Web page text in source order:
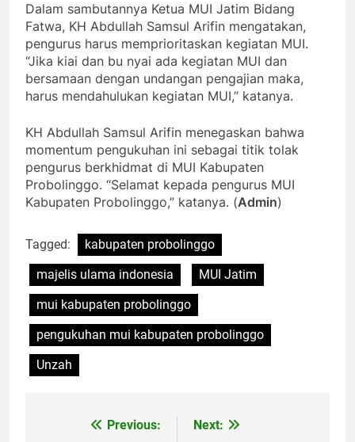
Dalam sambutannya Ketua MUI Jatim Bidang
Fatwa, KH Abdullah Samsul Arifin mengatakan,
pengurus harus memprioritaskan kegiatan MUI.
“Jika kiai dan bu nyai ada kegiatan MUI dan
bersamaan dengan undangan pengajian maka,
harus mendahulukan kegiatan MUI,” katanya.
KH Abdullah Samsul Arifin menegaskan bahwa
momentum pengukuhan ini sebagai titik tolak
pengurus berkhidmat di MUI Kabupaten
Probolinggo. “Selamat kepada pengurus MUI
Kabupaten Probolinggo,” katanya. (Admin)
Tagged:
kabupaten probolinggo
majelis ulama indonesia
MUI Jatim
mui kabupaten probolinggo
pengukuhan mui kabupaten probolinggo
Unzah
NavigasiPrevious:
Next: